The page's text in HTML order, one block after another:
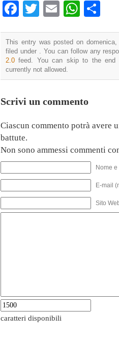
Facebook
TwitterEmail
This entry was posted on
filed under . You can follow any
2.0 feed. You can skip to the end
currently not allowed.
Scrivi un commento
Ciascun commento potrà avere
battute.
Non sono ammessi commenti
Nome
E-mail
Sito
caratteri disponibili